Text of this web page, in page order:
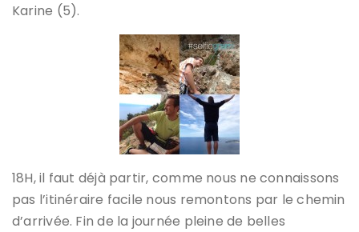
Karine (5).
18H, il faut déjà partir, comme nous ne connaissons
pas l’itinéraire facile nous remontons par le chemin
d’arrivée. Fin de la journée pleine de belles